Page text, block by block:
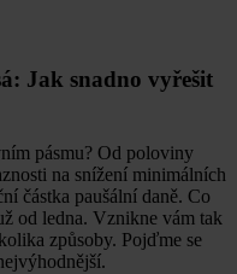
Jak snadno vyřešit
pásmu? Od poloviny
na snížení minimálních
částka paušální daně. Co
od ledna. Vznikne vám tak
způsoby. Pojďme se